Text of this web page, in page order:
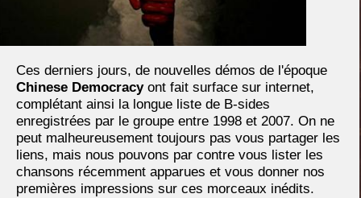
Ces derniers jours, de nouvelles démos de l'époque
Chinese Democracy ont fait surface sur internet,
complétant ainsi la longue liste de B-sides
enregistrées par le groupe entre 1998 et 2007. On ne
peut malheureusement toujours pas vous partager les
liens, mais nous pouvons par contre vous lister les
chansons récemment apparues et vous donner nos
premières impressions sur ces morceaux inédits.